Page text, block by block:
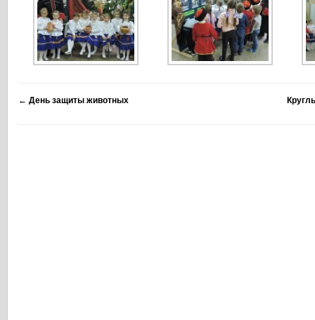
← День защиты животных